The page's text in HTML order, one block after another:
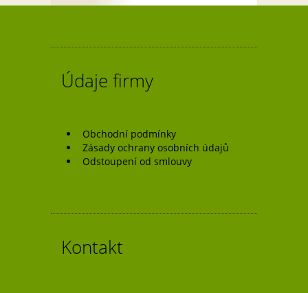
Údaje firmy
Obchodní podmínky
Zásady ochrany osobních údajů
Odstoupení od smlouvy
Kontakt